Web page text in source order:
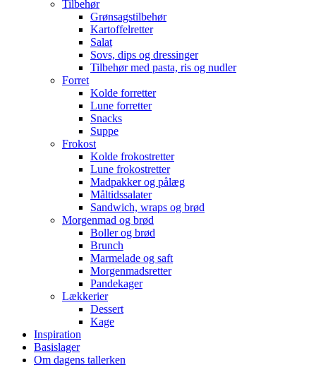
Tilbehør
Grønsagstilbehør
Kartoffelretter
Salat
Sovs, dips og dressinger
Tilbehør med pasta, ris og nudler
Forret
Kolde forretter
Lune forretter
Snacks
Suppe
Frokost
Kolde frokostretter
Lune frokostretter
Madpakker og pålæg
Måltidssalater
Sandwich, wraps og brød
Morgenmad og brød
Boller og brød
Brunch
Marmelade og saft
Morgenmadsretter
Pandekager
Lækkerier
Dessert
Kage
Inspiration
Basislager
Om dagens tallerken